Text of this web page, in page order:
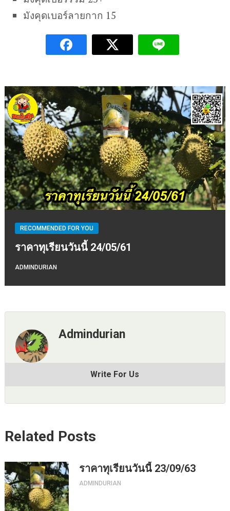
มังคุดเบอร์ลายกาก 15
RECOMMENDED FOR YOU
ราคาทุเรียนวันนี้ 24/05/61
ADMINDURIAN
Admindurian
Write For Us
Related Posts
ราคาทุเรียนวันนี้ 23/09/63
ADMINDURIAN